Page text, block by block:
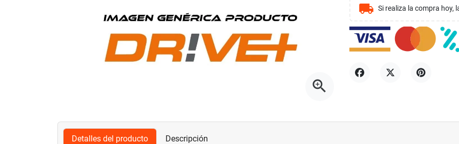
zoom_in
local_shipping Si realiza la compra hoy,
Detalles del producto Descripción